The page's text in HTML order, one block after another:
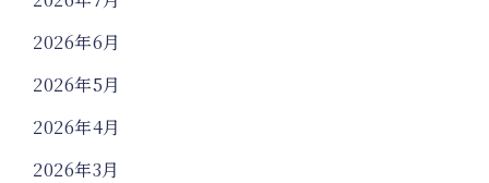
2026年6月
2026年5月
2026年4月
2026年3月